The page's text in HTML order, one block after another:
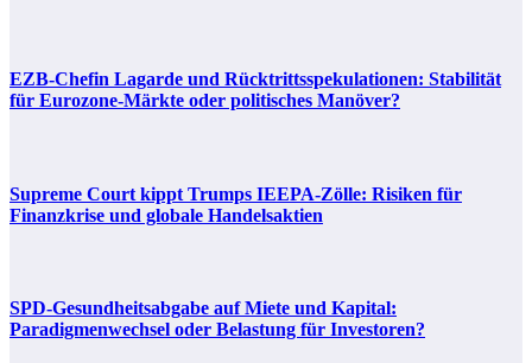
EZB-Chefin Lagarde und Rücktrittsspekulationen: Stabilität
für Eurozone-Märkte oder politisches Manöver?
Supreme Court kippt Trumps IEEPA-Zölle: Risiken für
Finanzkrise und globale Handelsaktien
SPD-Gesundheitsabgabe auf Miete und Kapital:
Paradigmenwechsel oder Belastung für Investoren?